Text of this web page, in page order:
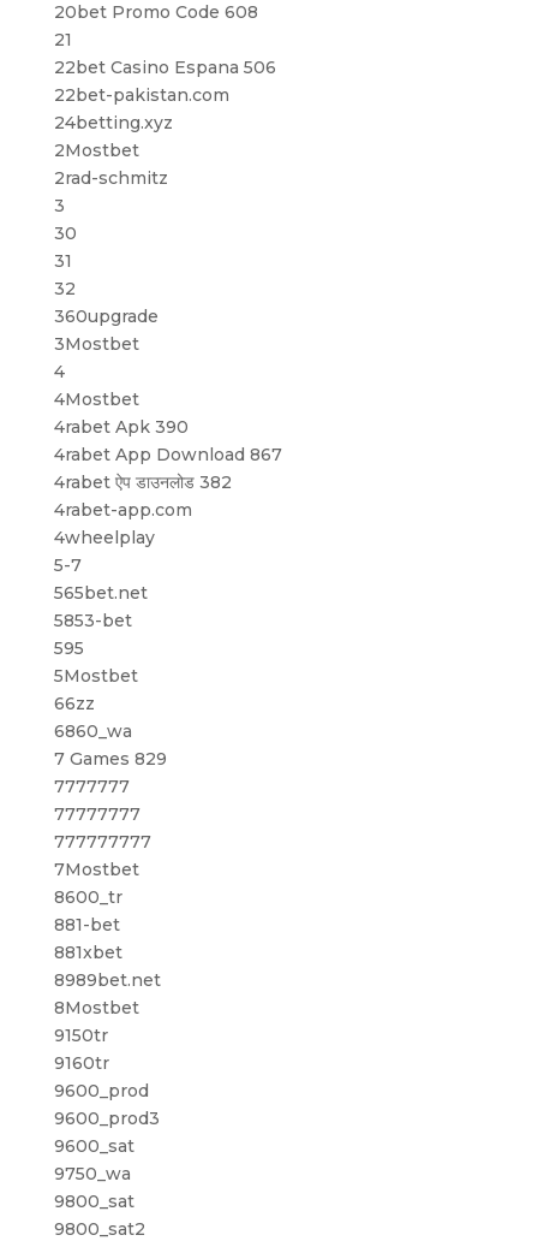
20bet Promo Code 608
21
22bet Casino Espana 506
22bet-pakistan.com
24betting.xyz
2Mostbet
2rad-schmitz
3
30
31
32
360upgrade
3Mostbet
4
4Mostbet
4rabet Apk 390
4rabet App Download 867
4rabet ऐप डाउनलोड 382
4rabet-app.com
4wheelplay
5-7
565bet.net
5853-bet
595
5Mostbet
66zz
6860_wa
7 Games 829
7777777
77777777
777777777
7Mostbet
8600_tr
881-bet
881xbet
8989bet.net
8Mostbet
9150tr
9160tr
9600_prod
9600_prod3
9600_sat
9750_wa
9800_sat
9800_sat2